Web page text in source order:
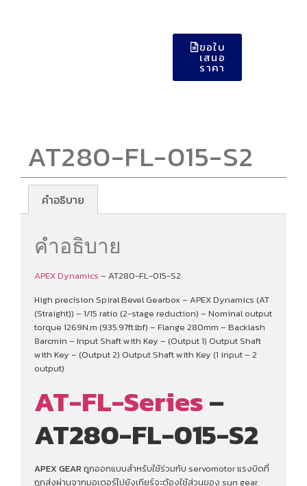
ขอใบ
เสนอ
ราคา
AT280-FL-015-S2
คำอธิบาย
คำอธิบาย
APEX Dynamics – AT280-FL-015-S2
High precision Spiral Bevel Gearbox – APEX Dynamics (AT
(Straight)) – 1/15 ratio (2-stage reduction) – Nominal output
torque 1269N.m (935.97ft.lbf) – Flange 280mm – Backlash
8arcmin – Input Shaft with Key – (Output 1) Output Shaft
with Key – (Output 2) Output Shaft with Key (1 input – 2
output)
AT-FL-Series–
AT280-FL-015-S2
APEX GEAR ถูกออกแบบสำหรับใช้ร่วมกับ servomotor แรงบิดที่
ถูกส่งผ่านจากมอเตอร์ไปยังเกียร์จะต้องใช้ส่วนของ sun gear